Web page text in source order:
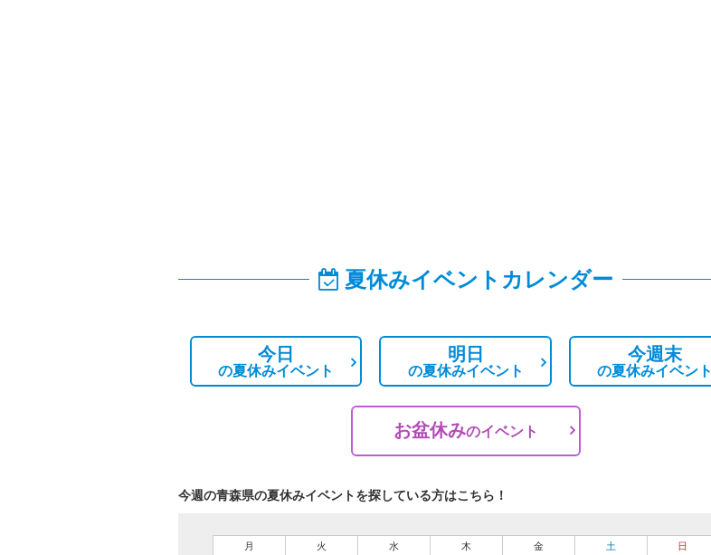
夏休みイベントカレンダー
今日
の夏休みイベント
明日
の夏休みイベント
今週末
の夏休みイベント
お盆休みのイベント
今週の青森県の夏休みイベントを探している方はこちら！
月 火 水 木 金 土 日